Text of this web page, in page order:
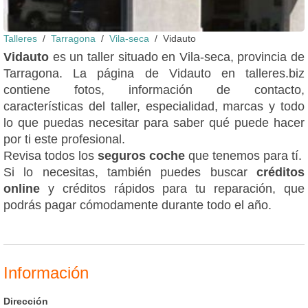
Fachada
Talleres Tarragona Vila-seca Vidauto
Vidauto es un taller situado en Vila-seca, provincia de
Tarragona. La página de Vidauto en talleres.biz
contiene fotos, información de contacto,
características del taller, especialidad, marcas y todo
lo que puedas necesitar para saber qué puede hacer
por ti este profesional.
Revisa todos los seguros coche que tenemos para tí.
Si lo necesitas, también puedes buscar créditos
online y créditos rápidos para tu reparación, que
podrás pagar cómodamente durante todo el año.
Información
Dirección